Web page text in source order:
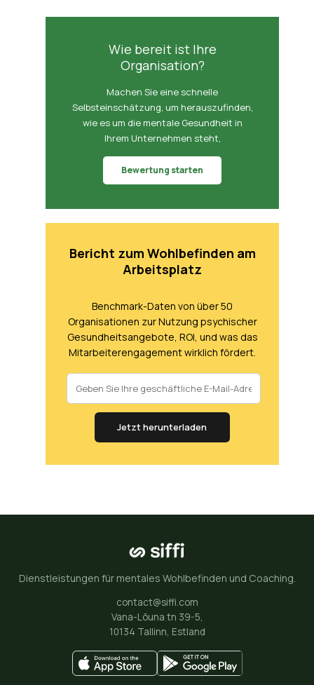
Wie bereit ist Ihre
Organisation?
Machen Sie eine schnelle
Selbsteinschätzung, um herauszufinden,
wie es um die mentale Gesundheit in
Ihrem Unternehmen steht,
Bewertung starten
Bericht zum Wohlbefinden am
Arbeitsplatz
Benchmark-Daten von über 50
Organisationen zur Nutzung psychischer
Gesundheitsangebote, ROI, und was das
Mitarbeiterengagement wirklich fördert.
Jetzt herunterladen
Dienstleistungen für mentales Wohlbefinden und Coaching.
contact@siffi.com
Vana-Lõuna tn 39-5,
10134 Tallinn, Estland